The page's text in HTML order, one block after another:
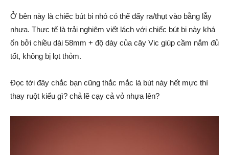
Ở bên này là chiếc bút bi nhỏ có thể đẩy ra/thụt vào bằng lẫy
nhựa. Thực tế là trải nghiệm viết lách với chiếc bút bi này khá
ổn bởi chiều dài 58mm + độ dày của cây Vic giúp cầm nắm đủ
tốt, không bị lọt thỏm.
Đọc tới đây chắc bạn cũng thắc mắc là bút này hết mực thì
thay ruột kiểu gì? chả lẽ cạy cả vỏ nhựa lên?